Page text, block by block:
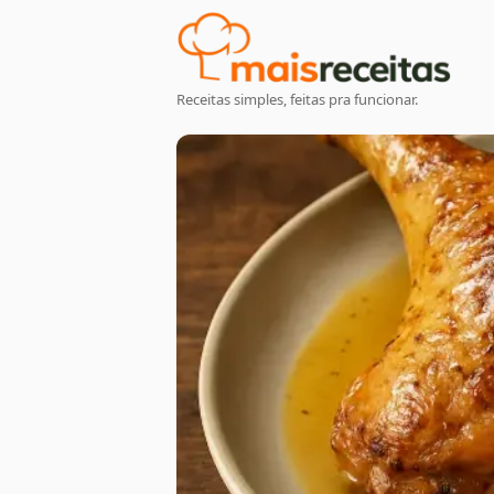
Receitas simples, feitas pra funcionar.